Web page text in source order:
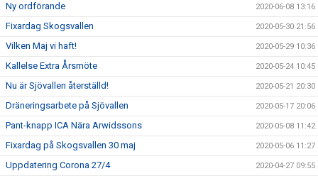
Ny ordförande 2020-06-08 13:16
Fixardag Skogsvallen 2020-05-30 21:56
Vilken Maj vi haft! 2020-05-29 10:36
Kallelse Extra Årsmöte 2020-05-24 10:45
Nu är Sjövallen återställd! 2020-05-21 20:30
Dräneringsarbete på Sjövallen 2020-05-17 20:06
Pant-knapp ICA Nära Arwidssons 2020-05-08 11:42
Fixardag på Skogsvallen 30 maj 2020-05-06 11:27
Uppdatering Corona 27/4 2020-04-27 09:55